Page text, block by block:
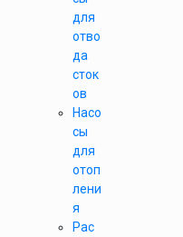
для
отво
да
сток
ов
Насо
сы
для
отоп
лени
я
Рас